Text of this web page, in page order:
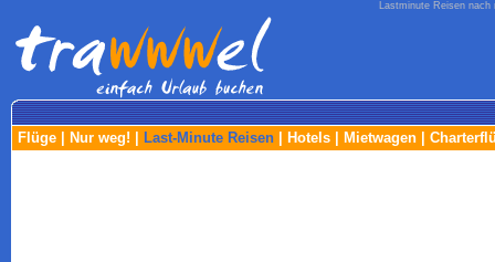
Lastminute Reisen
Flüge Nur weg! Last-Minute Reisen Hotels Mietwagen